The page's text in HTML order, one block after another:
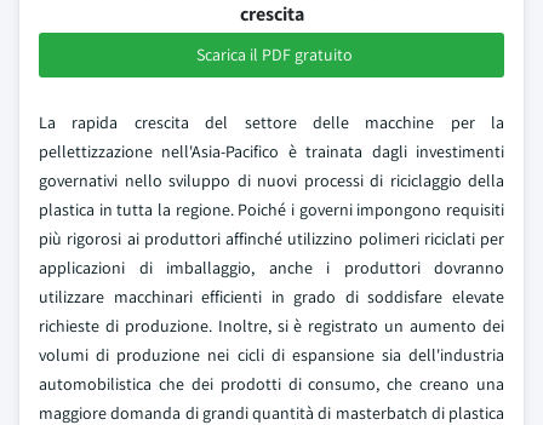
crescita
Scarica il PDF gratuito
La rapida crescita del settore delle macchine per la
pellettizzazione nell'Asia-Pacifico è trainata dagli investimenti
governativi nello sviluppo di nuovi processi di riciclaggio della
plastica in tutta la regione. Poiché i governi impongono requisiti
più rigorosi ai produttori affinché utilizzino polimeri riciclati per
applicazioni di imballaggio, anche i produttori dovranno
utilizzare macchinari efficienti in grado di soddisfare elevate
richieste di produzione. Inoltre, si è registrato un aumento dei
volumi di produzione nei cicli di espansione sia dell'industria
automobilistica che dei prodotti di consumo, che creano una
maggiore domanda di grandi quantità di masterbatch di plastica